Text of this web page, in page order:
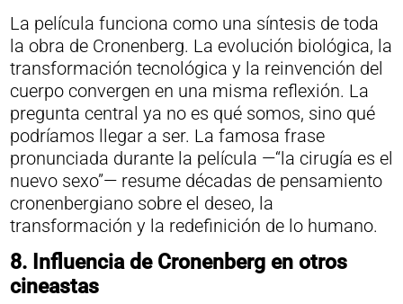
La película funciona como una síntesis de toda
la obra de Cronenberg. La evolución biológica, la
transformación tecnológica y la reinvención del
cuerpo convergen en una misma reflexión. La
pregunta central ya no es qué somos, sino qué
podríamos llegar a ser. La famosa frase
pronunciada durante la película —“la cirugía es el
nuevo sexo”— resume décadas de pensamiento
cronenbergiano sobre el deseo, la
transformación y la redefinición de lo humano.
8. Influencia de Cronenberg en otros
cineastas